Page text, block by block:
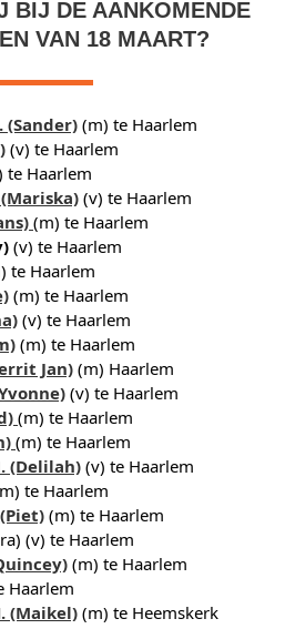
BIJ DE AANKOMENDE
VAN 18 MAART?
(Sander)(m) te Haarlem
(v) te Haarlem
te Haarlem
(v) te Haarlem
(m) te Haarlem
(v) te Haarlem
te Haarlem
(m) te Haarlem
(v) te Haarlem
(m) te Haarlem
Jan) (m) Haarlem
(v) te Haarlem
(m) te Haarlem
(m) te Haarlem
(Delilah) (v) te Haarlem
te Haarlem
(m) te Haarlem
(v) te Haarlem
(m) te Haarlem
Haarlem
(Maikel)(m) te Heemskerk